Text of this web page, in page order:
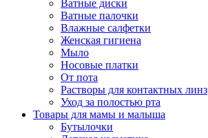
Ватные диски
Ватные палочки
Влажные салфетки
Женская гигиена
Мыло
Носовые платки
От пота
Растворы для контактных линз
Уход за полостью рта
Товары для мамы и малыша
Бутылочки